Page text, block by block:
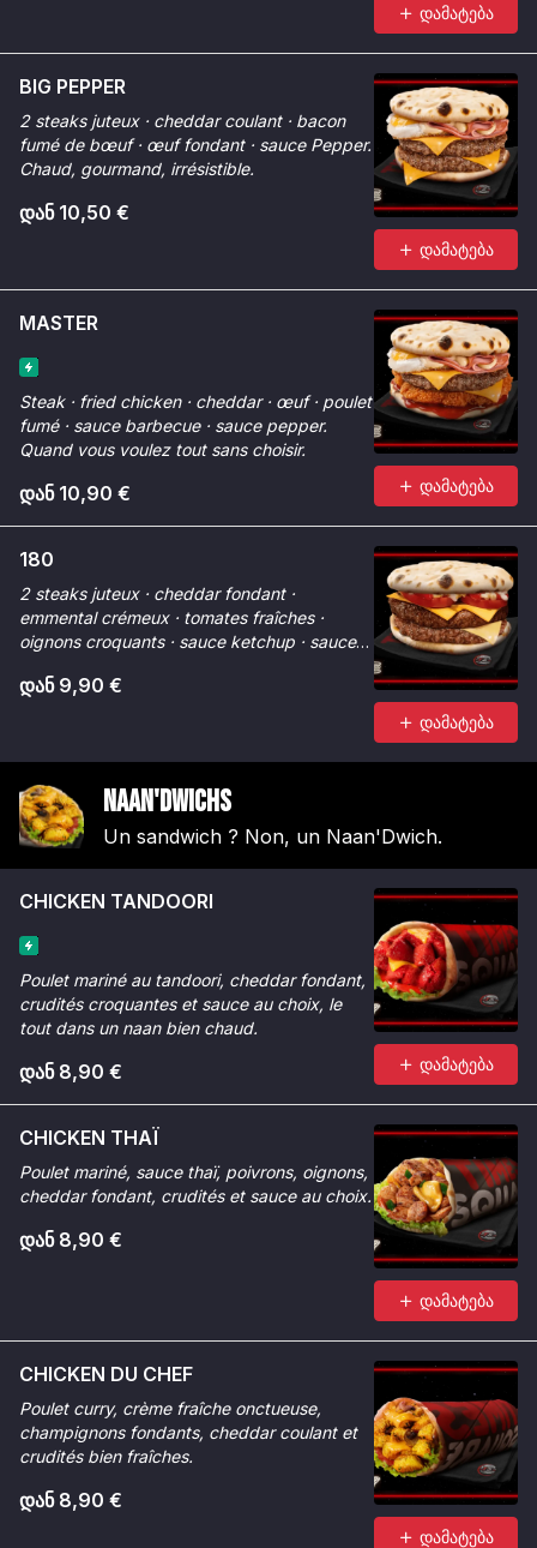
დამატება
BIG PEPPER
2 steaks juteux · cheddar coulant · bacon
fumé de bœuf · œuf fondant · sauce Pepper.
Chaud, gourmand, irrésistible.
დან 10,50 €
დამატება
MASTER
Steak · fried chicken · cheddar · œuf · poulet
fumé · sauce barbecue · sauce pepper.
Quand vous voulez tout sans choisir.
დან 10,90 € დამატება
180
2 steaks juteux · cheddar fondant ·
emmental crémeux · tomates fraîches ·
oignons croquants · sauce ketchup · sauce
დან 9,90 €
დამატება
Naan'dwichs
Un sandwich ? Non, un Naan'Dwich.
CHICKEN TANDOORI
Poulet mariné au tandoori, cheddar fondant,
crudités croquantes et sauce au choix, le
tout dans un naan bien chaud.
დან 8,90 € დამატება
CHICKEN THAÏ
Poulet mariné, sauce thaï, poivrons, oignons,
cheddar fondant, crudités et sauce au choix.
დან 8,90 €
დამატება
CHICKEN DU CHEF
Poulet curry, crème fraîche onctueuse,
champignons fondants, cheddar coulant et
crudités bien fraîches.
დან 8,90 €
დამატება